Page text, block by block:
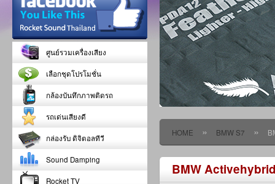
HOME » BMW S7 »
BMW
ศูนย์รวมเครื่องเสียง
เลือกชุดโปรโมชั่น
กล้องบันทึกภาพติดรถ
รถเด่นเสียงดี
กล่องรับ ดิจิตอลทีวี
Sound Damping
Rocket TV